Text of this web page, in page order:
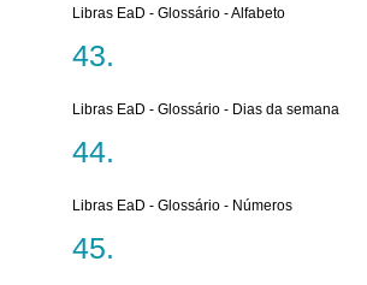
Libras EaD - Glossário - Alfabeto
Libras EaD - Glossário - Dias da semana
Libras EaD - Glossário - Números